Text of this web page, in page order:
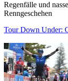
Regenfälle und
Renngeschehen
Tour Down Under: